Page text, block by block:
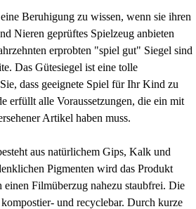
Beruhigung zu wissen, wenn sie ihren
Nieren geprüftes Spielzeug anbieten
erprobten "spiel gut" Siegel sind
Das Gütesiegel ist eine tolle
dass geeignete Spiel für Ihr Kind zu
erfüllt alle Voraussetzungen, die ein mit
Artikel haben muss.
aus natürlichem Gips, Kalk und
Pigmenten wird das Produkt
einen Filmüberzug nahezu staubfrei. Die
und recyclebar. Durch kurze